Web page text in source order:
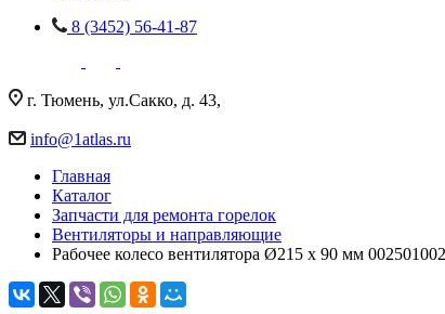
8 (3452) 56-41-87
г. Тюмень, ул.Сакко, д. 43,
info@1atlas.ru
Главная
Каталог
Запчасти для ремонта горелок
Вентиляторы и направляющие
Рабочее колесо вентилятора Ø215 x 90 мм